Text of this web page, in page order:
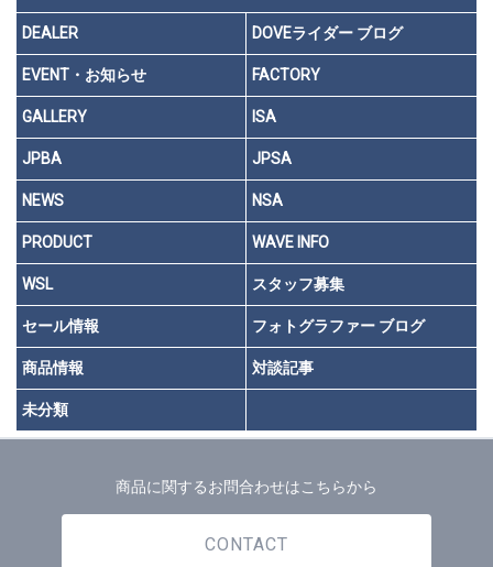
DEALER DOVEライダー ブログ
EVENT・お知らせ FACTORY
GALLERY ISA
JPBA JPSA
NEWS NSA
PRODUCT WAVE INFO
WSL スタッフ募集
セール情報 フォトグラファー ブログ
商品情報 対談記事
未分類
商品に関するお問合わせはこちらから
CONTACT